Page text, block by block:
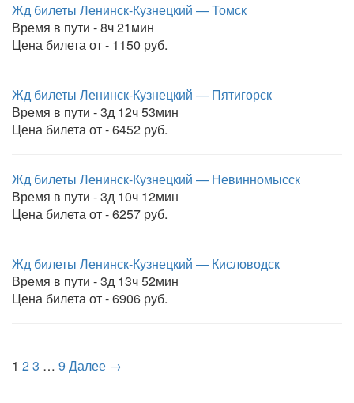
Жд билеты Ленинск-Кузнецкий — Томск
Время в пути - 8ч 21мин
Цена билета от - 1150 руб.
Жд билеты Ленинск-Кузнецкий — Пятигорск
Время в пути - 3д 12ч 53мин
Цена билета от - 6452 руб.
Жд билеты Ленинск-Кузнецкий — Невинномысск
Время в пути - 3д 10ч 12мин
Цена билета от - 6257 руб.
Жд билеты Ленинск-Кузнецкий — Кисловодск
Время в пути - 3д 13ч 52мин
Цена билета от - 6906 руб.
1 23 … 9 Далее →